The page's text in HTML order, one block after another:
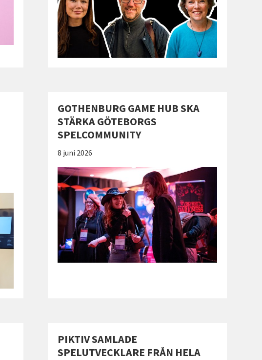
GOTHENBURG GAME HUB SKA
STÄRKA GÖTEBORGS
SPELCOMMUNITY
Publicerad:
8 juni 2026
PIKTIV SAMLADE
SPELUTVECKLARE FRÅN HELA